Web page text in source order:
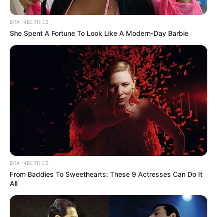
Suministrada
Por:Tatty Umaña G.
Abril 21, 2025
BRAINBERRIES
She Spent A Fortune To Look Like A Modern-Day Barbie
BRAINBERRIES
From Baddies To Sweethearts: These 9 Actresses Can Do It
All